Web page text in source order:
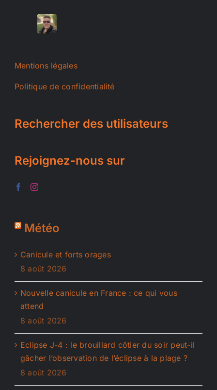
Mentions légales
Politique de confidentialité
Rechercher des utilisateurs
Rejoignez-nous sur
Météo
Canicule et forts orages
8 août 2026
Nouvelle canicule en France : ce qui vous
attend
8 août 2026
Eclipse J-4 : le brouillard côtier du soir peut-il
gâcher l’observation de l’éclipse à la plage ?
8 août 2026